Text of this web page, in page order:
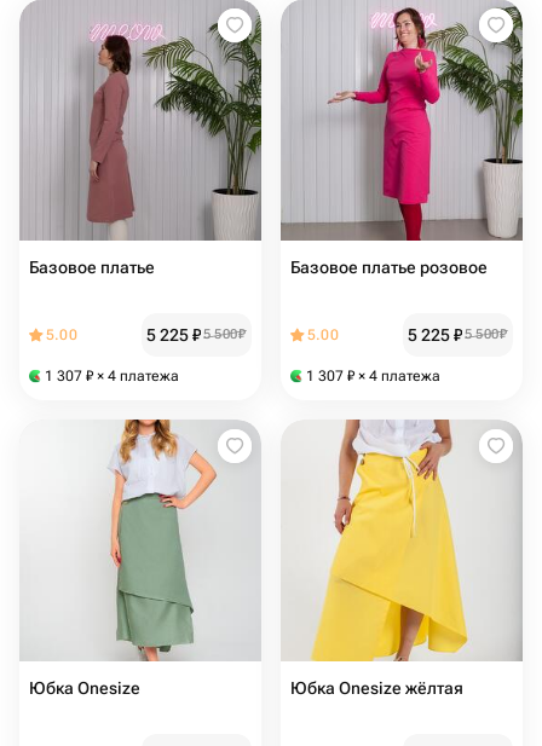
Базовое платье
5.00 5 225₽5 500₽
1 307 ₽ × 4 платежа
Базовое платье розовое
5.00 5 225₽5 500₽
1 307 ₽ × 4 платежа
Юбка Onesize Юбка Onesize жёлтая